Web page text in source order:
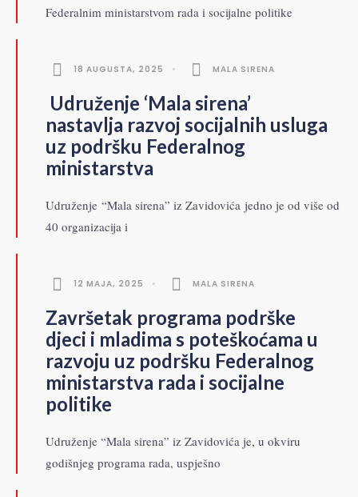
Federalnim ministarstvom rada i socijalne politike
18 AUGUSTA, 2025 • MALA SIRENA
Udruženje ‘Mala sirena’
nastavlja razvoj socijalnih usluga
uz podršku Federalnog
ministarstva
Udruženje “Mala sirena” iz Zavidovića jedno je od više od
40 organizacija i
12 MAJA, 2025 • MALA SIRENA
Završetak programa podrške
djeci i mladima s poteškoćama u
razvoju uz podršku Federalnog
ministarstva rada i socijalne
politike
Udruženje “Mala sirena” iz Zavidovića je, u okviru
godišnjeg programa rada, uspješno